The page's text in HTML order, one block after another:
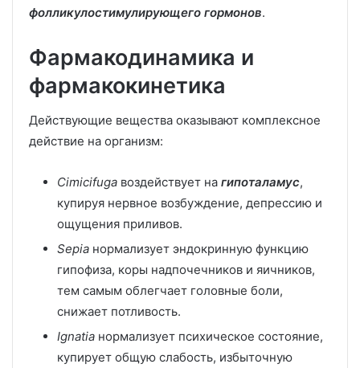
фолликулостимулирующего гормонов.
Фармакодинамика и
фармакокинетика
Действующие вещества оказывают комплексное
действие на организм:
Cimicifuga воздействует на гипоталамус,
купируя нервное возбуждение, депрессию и
ощущения приливов.
Sepia нормализует эндокринную функцию
гипофиза, коры надпочечников и яичников,
тем самым облегчает головные боли,
снижает потливость.
Ignatia нормализует психическое состояние,
купирует общую слабость, избыточную